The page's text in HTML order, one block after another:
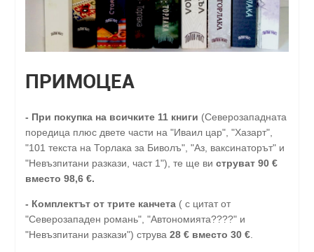
ПРИМОЦЕА
- При покупка на всичките 11 книги (Северозападната
поредица плюс двете части на "Иваил цар", "Хазарт",
"101 текста на Торлака за Биволъ", "Аз, ваксинаторът" и
"Невъзпитани разкази, част 1"), те ще ви струват 90 €
вместо 98,6 €.
- Комплектът от трите канчета ( с цитат от
"Северозападен романь", "Автономията????" и
"Невъзпитани разкази") струва 28 € вместо 30 €